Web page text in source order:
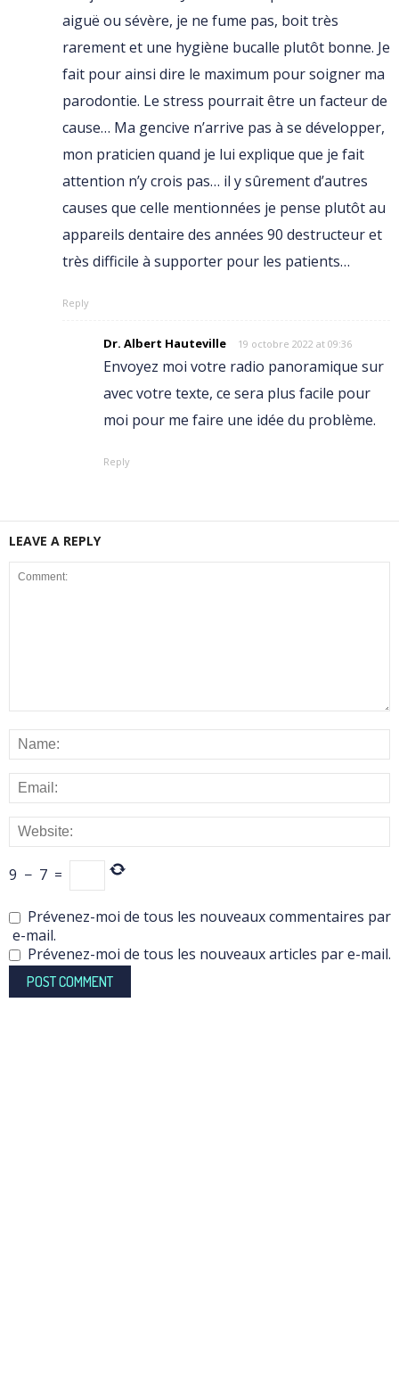
aiguë ou sévère, je ne fume pas, boit très
rarement et une hygiène bucalle plutôt bonne. Je
fait pour ainsi dire le maximum pour soigner ma
parodontie. Le stress pourrait être un facteur de
cause… Ma gencive n’arrive pas à se développer,
mon praticien quand je lui explique que je fait
attention n’y crois pas… il y sûrement d’autres
causes que celle mentionnées je pense plutôt au
appareils dentaire des années 90 destructeur et
très difficile à supporter pour les patients…
Reply
Dr. Albert Hauteville 19 octobre 2022 at 09:36
Envoyez moi votre radio panoramique sur
avec votre texte, ce sera plus facile pour
moi pour me faire une idée du problème.
Reply
LEAVE A REPLY
9 − 7 =
Prévenez-moi de tous les nouveaux commentaires par
e-mail.
Prévenez-moi de tous les nouveaux articles par e-mail.